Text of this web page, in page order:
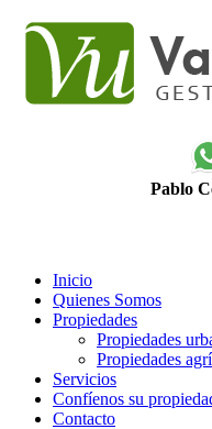
Pablo
Inicio
Quienes Somos
Propiedades
Propiedades
Propiedades
Servicios
Confíenos su
Contacto